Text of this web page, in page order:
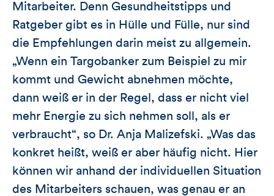
Mitarbeiter. Denn Gesundheitstipps und
Ratgeber gibt es in Hülle und Fülle, nur sind
die Empfehlungen darin meist zu allgemein.
„Wenn ein Targobanker zum Beispiel zu mir
kommt und Gewicht abnehmen möchte,
dann weiß er in der Regel, dass er nicht viel
mehr Energie zu sich nehmen soll, als er
verbraucht“, so Dr. Anja Malizefski. „Was das
konkret heißt, weiß er aber häufig nicht. Hier
können wir anhand der individuellen Situation
des Mitarbeiters schauen, was genau er an